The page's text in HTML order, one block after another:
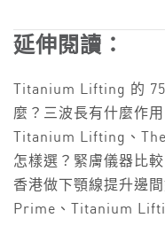
延伸閱讀：
Titanium Lifting 的
麼？三波長有什麼作用
Titanium Lifting、
怎樣選？緊膚儀器比較
香港做下顎線提升邊
Prime、Titanium